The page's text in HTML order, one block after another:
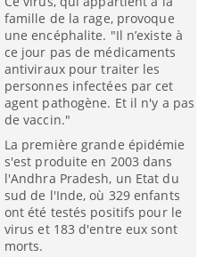
famille de la rage, provoque
une encéphalite. "Il n’existe à
ce jour pas de médicaments
antiviraux pour traiter les
personnes infectées par cet
agent pathogène. Et il n'y a pas
de vaccin."
La première grande épidémie
s'est produite en 2003 dans
l'Andhra Pradesh, un Etat du
sud de l'Inde, où 329 enfants
ont été testés positifs pour le
virus et 183 d'entre eux sont
morts.